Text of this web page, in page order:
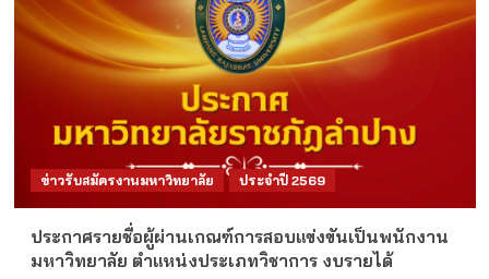
ข่าวรับสมัครงานมหาวิทยาลัย ประจำปี 2569
ประกาศรายชื่อผู้ผ่านเกณฑ์การสอบแข่งขันเป็นพนักงาน
มหาวิทยาลัย ตำแหน่งประเภทวิชาการ งบรายได้